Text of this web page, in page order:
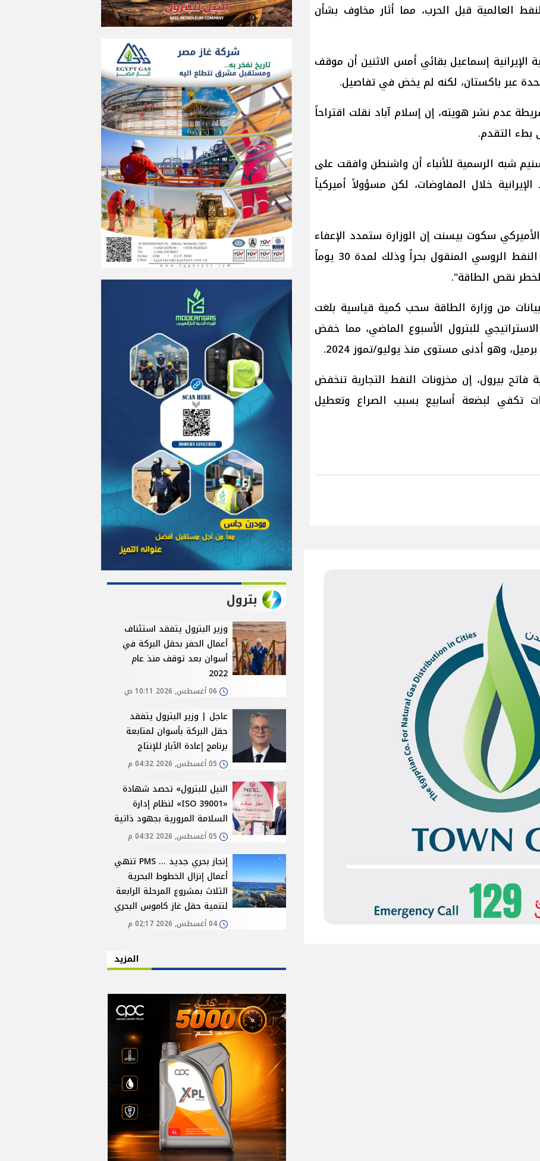
العالمية قبل الحرب، مما أثار مخاوف بشأن
الإيرانية إسماعيل بقائي أمس الاثنين أن موقف
عبر باكستان، لكنه لم يخض في تفاصيل.
عدم نشر هويته، إن إسلام آباد نقلت اقتراحاً
بطء التقدم.
شبه الرسمية للأنباء أن واشنطن وافقت على
خلال المفاوضات، لكن مسؤولاً أميركياً
الأميركي سكوت بيسنت إن الوزارة ستمدد الإعفاء
من العقوبات الذي يسمح بشراء النفط الروسي المنقول بحراً وذلك لمدة 30 يوماً
نقص الطاقة".
من وزارة الطاقة سحب كمية قياسية بلغت
الاستراتيجي للبترول الأسبوع الماضي، مما خفض
فاتح بيرول، إن مخزونات النفط التجارية تنخفض
تكفي لبضعة أسابيع بسبب الصراع وتعطيل
بترول
وزير البترول يتفقد استئناف
أعمال الحفر بحقل البركة في
أسوان بعد توقف منذ عام
2022
06 أغسطس, 2026 10:11 ص
عاجل | وزير البترول يتفقد
حقل البركة بأسوان لمتابعة
برنامج إعادة الآبار للإنتاج
05 أغسطس, 2026 04:32 م
النيل للبترول» تحصد شهادة
«ISO 39001» لنظام إدارة
السلامة المرورية بجهود ذاتية
05 أغسطس, 2026 04:32 م
إنجاز بحري جديد ... PMS تنهي
أعمال إنزال الخطوط البحرية
الثلاث بمشروع المرحلة الرابعة
لتنمية حقل غاز كاموس البحري
04 أغسطس, 2026 02:17 م
المزيد